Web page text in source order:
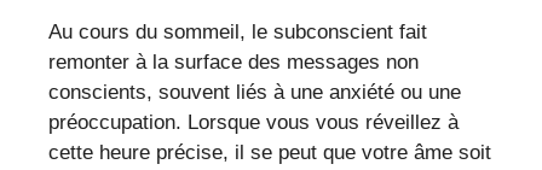
Au cours du sommeil, le subconscient fait
remonter à la surface des messages non
conscients, souvent liés à une anxiété ou une
préoccupation. Lorsque vous vous réveillez à
cette heure précise, il se peut que votre âme soit